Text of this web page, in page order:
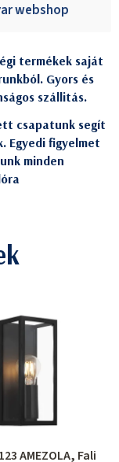
webshop
termékek saját
Gyors és
szállitás.
csapatunk segít
Egyedi figyelmet
minden
AMEZOLA, Fali